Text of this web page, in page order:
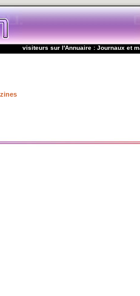
visiteurs sur l'Annuaire : Journaux et